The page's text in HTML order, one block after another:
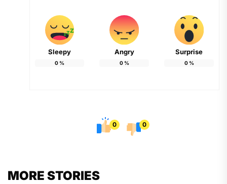
Sleepy
0 %
Angry
0%
Surprise
0%
0 0
MORE STORIES